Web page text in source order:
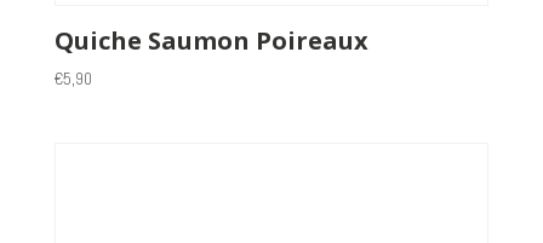
Quiche Saumon Poireaux
€5,90